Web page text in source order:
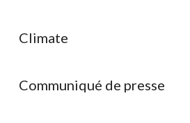
Climate
Communiqué de presse